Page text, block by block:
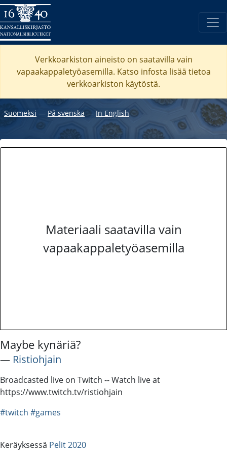
Verkkoarkiston aineisto on saatavilla vain
vapaakappaletyöasemilla. Katso infosta lisää tietoa
verkkoarkiston käytöstä.
Suomeksi ― På svenska ― In English
Materiaali saatavilla vain
vapaakappaletyöasemilla
Maybe kynäriä?
― Ristiohjain
Broadcasted live on Twitch -- Watch live at
https://www.twitch.tv/ristiohjain
#twitch #games
Keräyksessä Pelit 2020